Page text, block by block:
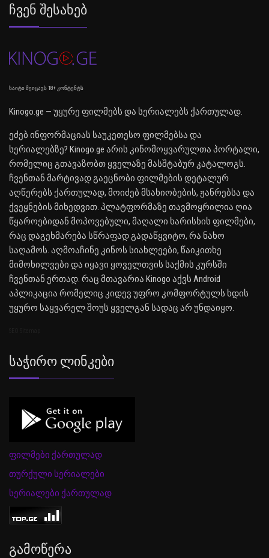
Ჩვენ Შესახებ
საიტი შეიცავს 18+ კონტენტს
Kinogo.ge — უყურე ფილმებს და სერიალებს ქართულად.
ეძებ ინფორმაციას საუკეთესო ფილმებსა და
სერიალებზე? Kinogo.ge არის კინომოყვარულთა პორტალი,
რომელიც გთავაზობთ ყველაზე მასშტაბურ კატალოგს.
ჩვენთან მარტივად გაეცნობი ფილმების დეტალურ
აღწერებს ქართულად, მოიძებ მსახიობების, ჟანრებსა და
ქვეყნების მიხედვით. პლატფორმაზე თავმოყრილია ღია
წყაროებიდან მოპოვებული, მაღალი ხარისხის ფილმები,
რაც დაგეხმარება სწრაფად გადაწყვიტო, რა ნახო
საღამოს. აღმოაჩინე კინოს სიახლეები, წაიკითხე
მიმოხილვები და იყავი ყოველთვის საქმის კურსში
ჩვენთან ერთად. რაც მთავარია Kinogo აქვს Android
აპლიკაცია რომელიც კიდევ უფრო კომფორტულს ხდის
უყურო საყვარელ შოუს ყველგან სადაც არ უნდაიყო.
Საჭირო Ლინკები
ფილმები ქართულად
თურქული სერიალები
სერიალები ქართულად
Გამოწერა